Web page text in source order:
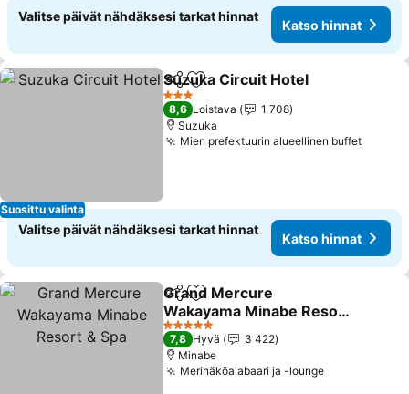
Valitse päivät nähdäksesi tarkat hinnat
Katso hinnat
Suosittu valinta
Jaa Lisää suosikkeihin
Suzuka Circuit Hotel
3 Tähtiluokitus
8,6 Loistava
1 708
Suzuka
Mien prefektuurin alueellinen buffet
Valitse päivät nähdäksesi tarkat hinnat
Katso hinnat
Jaa Lisää suosikkeihin
Grand Mercure
Wakayama Minabe Resort
& Spa
5 Tähtiluokitus
7,8 Hyvä
3 422
Minabe
Merinäköalabaari ja -lounge